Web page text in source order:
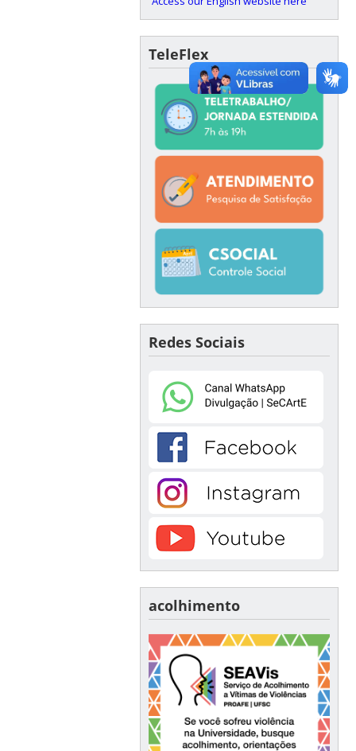
TeleFlex
Redes Sociais
acolhimento